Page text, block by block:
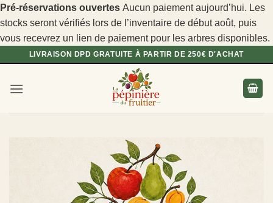
Pré-réservations ouvertes Aucun paiement aujourd’hui. Les
stocks seront vérifiés lors de l’inventaire de début août, puis
vous recevrez un lien de paiement pour les arbres disponibles.
Passer
contenu
LIVRAISON DPD GRATUITE À PARTIR DE 250€ D'ACHAT